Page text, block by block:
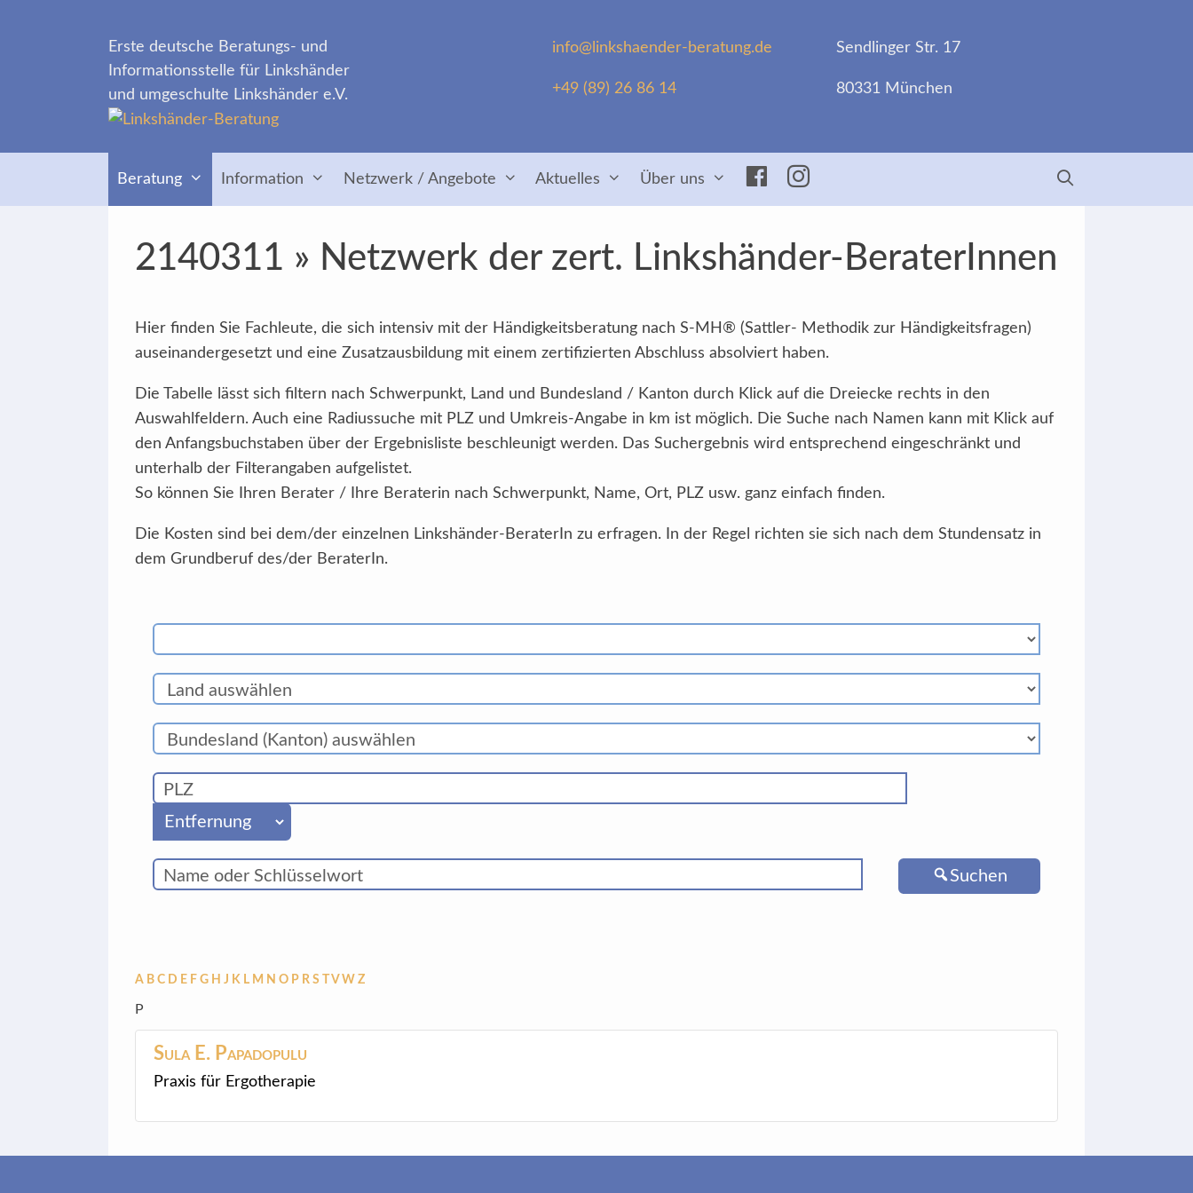
info@linkshaender-beratung.de
+49 (89) 26 86 14
Sendlinger Str. 17
80331 München
Erste deutsche Beratungs- und
Informationsstelle für Linkshänder
und umgeschulte Linkshänder e.V.
Beratung Information Netzwerk / Angebote Aktuelles Über uns Facebook
Insta
2140311 » Netzwerk der zert. Linkshänder-BeraterInnen
Hier finden Sie Fachleute, die sich intensiv mit der Händigkeitsberatung nach S-MH® (Sattler- Methodik zur Händigkeitsfragen)
auseinandergesetzt und eine Zusatzausbildung mit einem zertifizierten Abschluss absolviert haben.
Die Tabelle lässt sich filtern nach Schwerpunkt, Land und Bundesland / Kanton durch Klick auf die Dreiecke rechts in den
Auswahlfeldern. Auch eine Radiussuche mit PLZ und Umkreis-Angabe in km ist möglich. Die Suche nach Namen kann mit Klick auf
den Anfangsbuchstaben über der Ergebnisliste beschleunigt werden. Das Suchergebnis wird entsprechend eingeschränkt und
unterhalb der Filterangaben aufgelistet.
So können Sie Ihren Berater / Ihre Beraterin nach Schwerpunkt, Name, Ort, PLZ usw. ganz einfach finden.
Die Kosten sind bei dem/der einzelnen Linkshänder-BeraterIn zu erfragen. In der Regel richten sie sich nach dem Stundensatz in
dem Grundberuf des/der BeraterIn.
Suchen
A B C D E F G H J K L M N O P R S V W Z
P
Sula E. Papadopulu
Praxis für Ergotherapie